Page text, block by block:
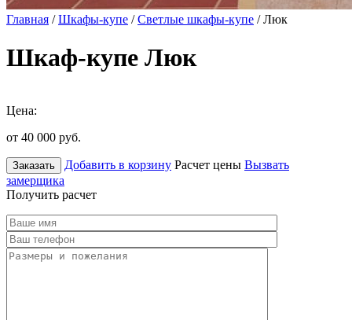
Главная /Шкафы-купе /Светлые шкафы-купе / Люк
Шкаф-купе Люк
Цена:
от 40 000 руб.
Заказать Добавить в корзину Расчет цены Вызвать
замерщика
Получить расчет